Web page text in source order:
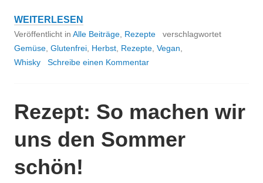
REZEPT:
HOKKAIDO
KÜRBIS
MIT
WEITERLESEN
Veröffentlicht in Alle Beiträge Rezepte
verschlagwortet
Gemüse Glutenfrei Herbst Rezepte Vegan
Whisky
Schreibe einen Kommentar
Rezept: So machen wir
uns den Sommer
schön!